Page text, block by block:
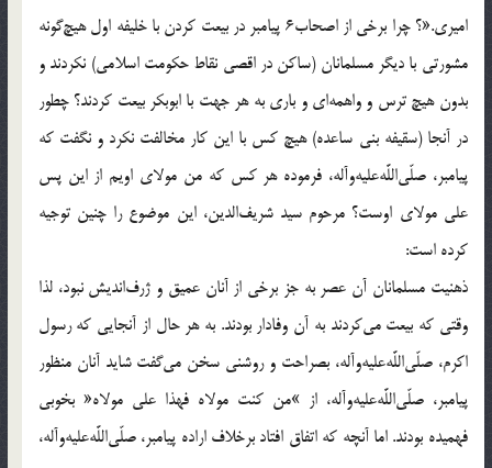
اميرى.«؟ چرا برخى از اصحاب6 پيامبر در بيعت كردن با خليفه اول هيچ‌گونه
مشورتى با ديگر مسلمانان (ساكن در اقصى نقاط حكومت اسلامى) نكردند و
بدون هيچ ترس و واهمه‌اى و بارى به هر جهت با ابوبكر بيعت كردند؟ چطور
در آنجا (سقيفه بنى ساعده) هيچ كس با اين كار مخالفت نكرد و نگفت كه
پيامبر، صلّى‌اللَّه‌عليه‌وآله، فرموده هر كس كه من مولاى اويم از اين پس
على مولاى اوست؟ مرحوم سيد شريف‌الدين، اين موضوع را چنين توجيه
كرده است:
ذهنيت مسلمانان آن عصر به جز برخى از آنان عميق و ژرف‌انديش نبود، لذا
وقتى كه بيعت مى‌كردند به آن وفادار بودند. به هر حال از آنجايى كه رسول
اكرم، صلّى‌اللَّه‌عليه‌وآله، بصراحت و روشنى سخن مى‌گفت شايد آنان منظور
پيامبر، صلّى‌اللَّه‌عليه‌وآله، از »من كنت مولاه فهذا على مولاه« بخوبى
فهميده بودند. اما آنچه كه اتفاق افتاد برخلاف اراده پيامبر، صلّى‌اللَّه‌عليه‌وآله،